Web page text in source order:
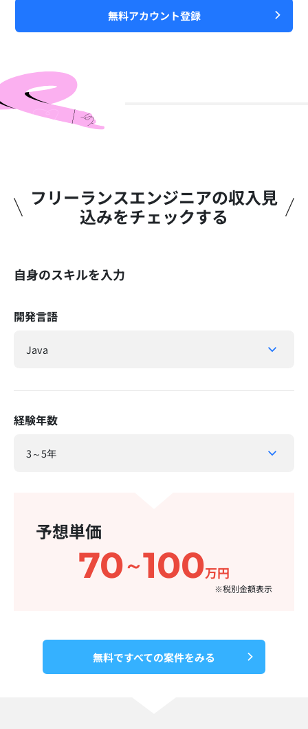
無料アカウント登録
フリーランスエンジニアの収入見
込みをチェックする​
自身のスキルを入力
開発言語
経験年数
予想単価
70～100万円
※税別金額表示​
無料ですべての案件をみる